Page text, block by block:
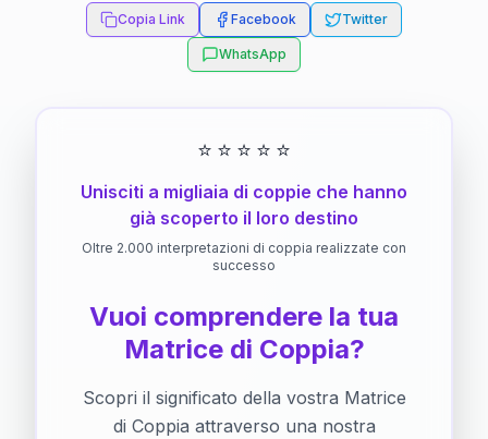
Copia Link Facebook Twitter
WhatsApp
⭐ ⭐ ⭐ ⭐ ⭐
Unisciti a migliaia di coppie che hanno
già scoperto il loro destino
Oltre 2.000 interpretazioni di coppia realizzate con
successo
Vuoi comprendere la tua
Matrice di Coppia?
Scopri il significato della vostra Matrice
di Coppia attraverso una nostra